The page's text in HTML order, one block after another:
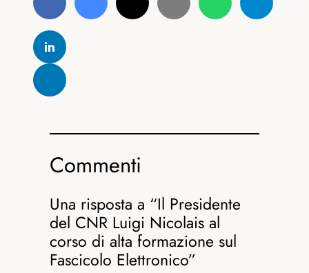
Commenti
Una risposta a “Il Presidente
del CNR Luigi Nicolais al
corso di alta formazione sul
Fascicolo Elettronico”